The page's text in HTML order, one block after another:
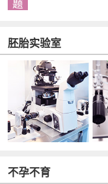
胚胎实验室
不孕不育